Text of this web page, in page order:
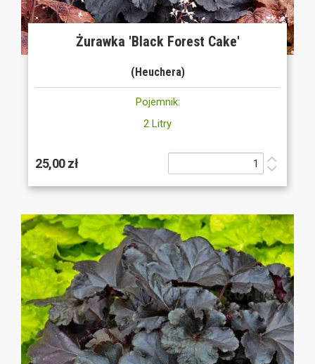
Żurawka 'Black Forest Cake'
(Heuchera)
Pojemnik:
2 Litry
25,00 zł